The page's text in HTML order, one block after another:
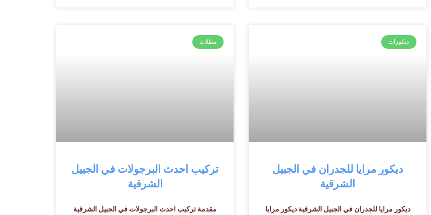
ديكورات
ديكور مرايا للجدران في الجبيل
الشرقية
ديكور مرايا للجدران في الجبيل الشرقية ديكور مرايا
مظلات
تركيب احدث البرجولات في الجبيل
الشرقية
مقدمة تركيب احدث البرجولات في الجبيل الشرقية